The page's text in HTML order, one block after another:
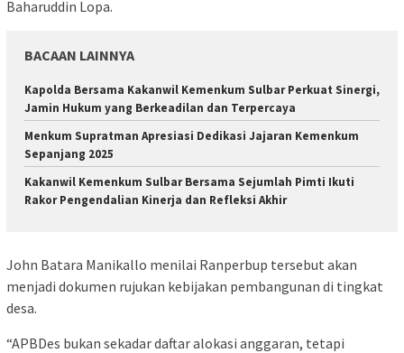
Baharuddin Lopa.
BACAAN LAINNYA
Kapolda Bersama Kakanwil Kemenkum Sulbar Perkuat Sinergi,
Jamin Hukum yang Berkeadilan dan Terpercaya
Menkum Supratman Apresiasi Dedikasi Jajaran Kemenkum
Sepanjang 2025
Kakanwil Kemenkum Sulbar Bersama Sejumlah Pimti Ikuti
Rakor Pengendalian Kinerja dan Refleksi Akhir
John Batara Manikallo menilai Ranperbup tersebut akan
menjadi dokumen rujukan kebijakan pembangunan di tingkat
desa.
“APBDes bukan sekadar daftar alokasi anggaran, tetapi